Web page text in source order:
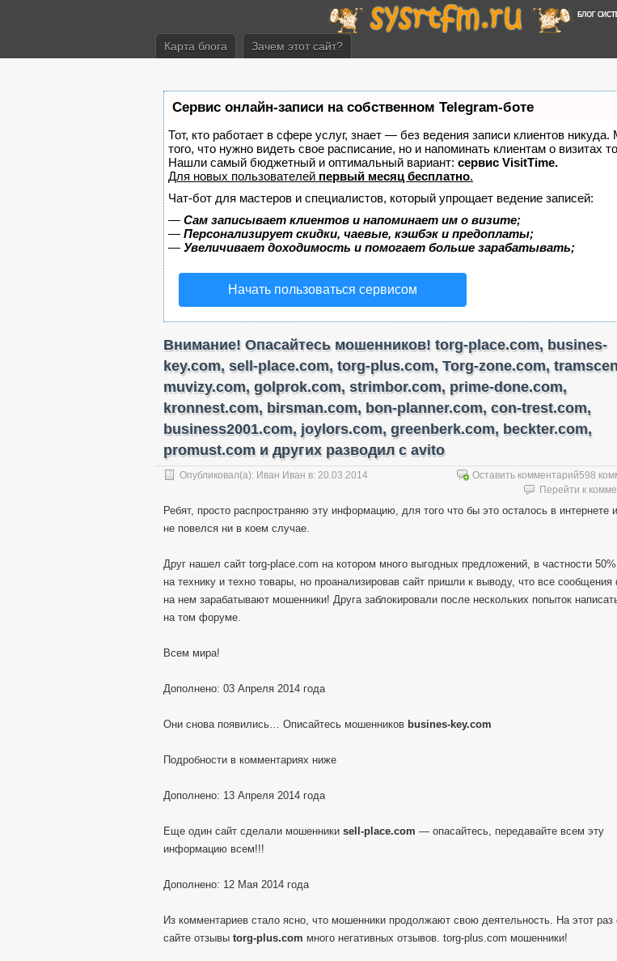
Карта блога Зачем этот сайт?
Сервис онлайн-записи на собственном Telegram-боте
Тот, кто работает в сфере услуг, знает — без ведения записи клиентов
того, что нужно видеть свое расписание, но и напоминать клиентам о визитах
Нашли самый бюджетный и оптимальный вариант: сервис VisitTime.
Для новых пользователей первый месяц бесплатно.
Чат-бот для мастеров и специалистов, который упрощает ведение записей:
— Сам записывает клиентов и напоминает им о визите;
— Персонализирует скидки, чаевые, кэшбэк и предоплаты;
— Увеличивает доходимость и помогает больше зарабатывать;
Начать пользоваться сервисом
Внимание! Опасайтесь мошенников! torg-place.com, busines-
key.com, sell-place.com, torg-plus.com, Torg-zone.com,
muvizy.com, golprok.com, strimbor.com, prime-done.com,
kronnest.com, birsman.com, bon-planner.com, con-trest.com,
business2001.com, joylors.com, greenberk.com, beckter.com,
promust.com и других разводил с avito
Опубликовал(а): Иван Иван в: 20.03.2014 Оставить комментарий598
Перейти к
Ребят, просто распространяю эту информацию, для того что бы это осталось в интернете
не повелся ни в коем случае.
Друг нашел сайт torg-place.com на котором много выгодных предложений, в частности
на технику и техно товары, но проанализировав сайт пришли к выводу, что все
на нем зарабатывают мошенники! Друга заблокировали после нескольких попыток
на том форуме.
Всем мира!
Дополнено: 03 Апреля 2014 года
Они снова появились… Описайтесь мошенников busines-key.com
Подробности в комментариях ниже
Дополнено: 13 Апреля 2014 года
Еще один сайт сделали мошенники sell-place.com — опасайтесь, передавайте всем эту
информацию всем!!!
Дополнено: 12 Мая 2014 года
Из комментариев стало ясно, что мошенники продолжают свою деятельность. На этот раз
сайте отзывы torg-plus.com много негативных отзывов. torg-plus.com мошенники!